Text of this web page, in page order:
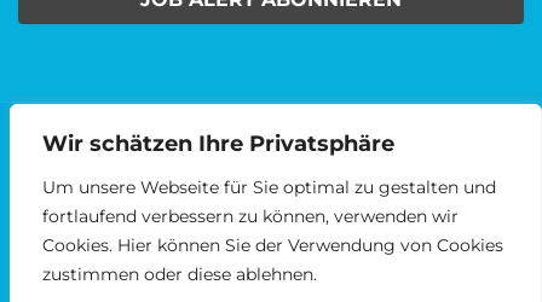
Wir schätzen Ihre Privatsphäre
Um unsere Webseite für Sie optimal zu gestalten und
fortlaufend verbessern zu können, verwenden wir
Cookies. Hier können Sie der Verwendung von Cookies
zustimmen oder diese ablehnen.
2014 - 2024 © MEDIENKARRIERE.DEAGBS DATENSCHUTZ
IMPRESSUM
Facebook
Linked